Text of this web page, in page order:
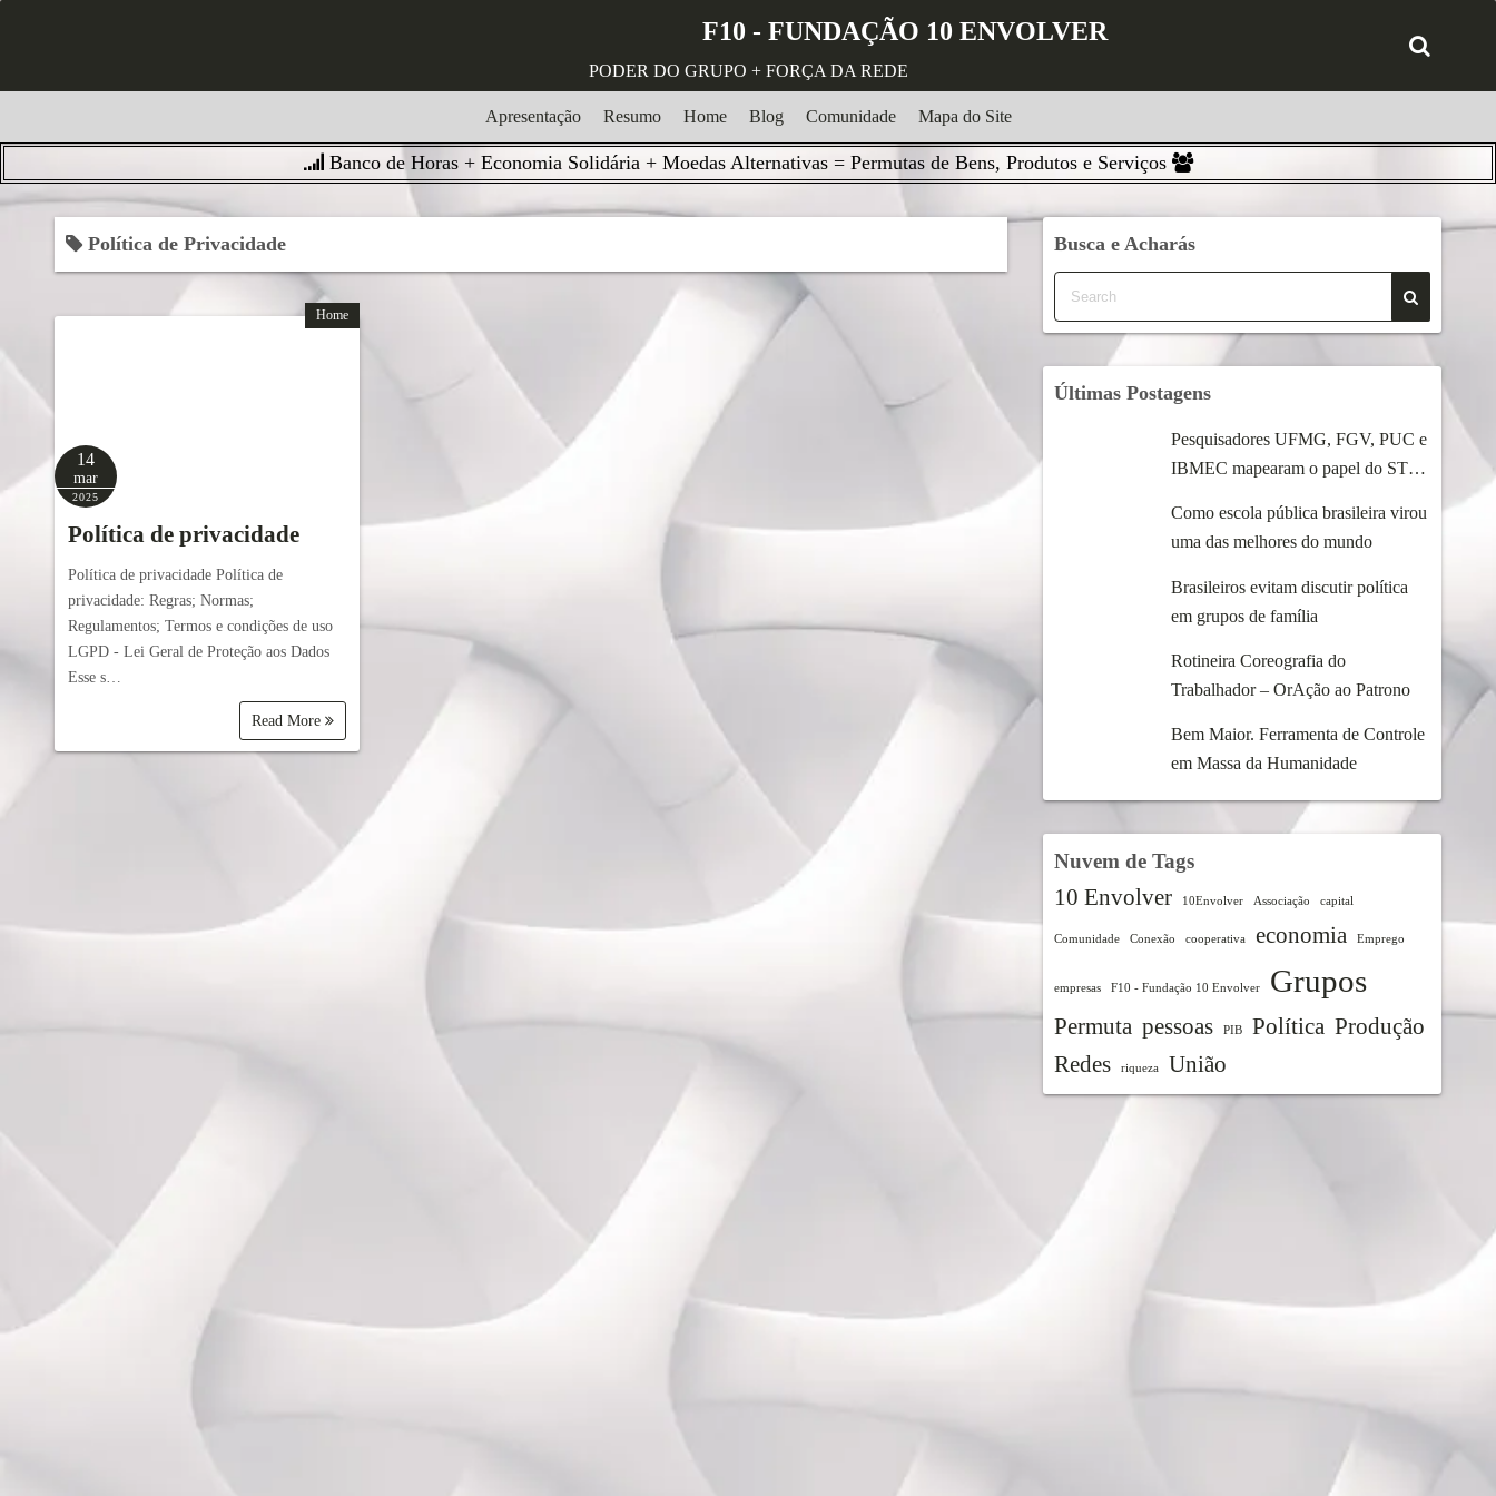
c
F10 - FUNDAÇÃO 10 ENVOLVER
PODER DO GRUPO + FORÇA DA REDE
Apresentação Resumo Home Blog Comunidade Mapa do Site
Banco de Horas + Economia Solidária + Moedas Alternativas = Permutas de Bens, Produtos e Serviços
Política de Privacidade
Home
14
mar
2025
Política de privacidade
Política de privacidade Política de
privacidade: Regras; Normas;
Regulamentos; Termos e condições de uso
LGPD - Lei Geral de Proteção aos Dados
Esse s…
Read More
Busca e Acharás
Últimas Postagens
Pesquisadores UFMG, FGV, PUC e
IBMEC mapearam o papel do STF
Como escola pública brasileira virou
uma das melhores do mundo
Brasileiros evitam discutir política
em grupos de família
Rotineira Coreografia do
Trabalhador – OrAção ao Patrono
Bem Maior. Ferramenta de Controle
em Massa da Humanidade
Nuvem de Tags
10 Envolver 10Envolver Associação capital
Comunidade Conexão cooperativa economia Emprego
empresas F10 - Fundação 10 Envolver Grupos
Permuta pessoas PIB Política Produção
Redes
riqueza União